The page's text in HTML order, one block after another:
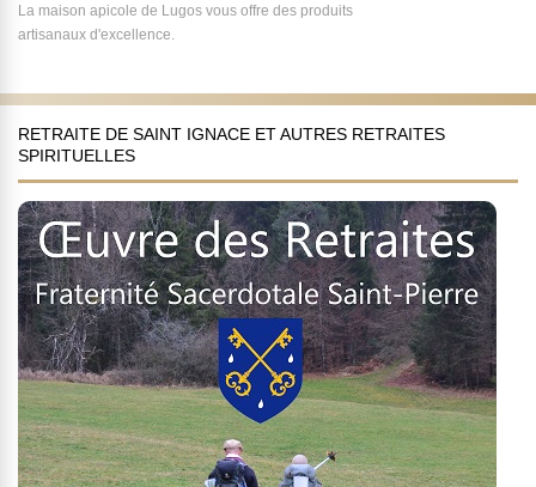
La maison apicole de Lugos vous offre des produits
artisanaux d'excellence.
RETRAITE DE SAINT IGNACE ET AUTRES RETRAITES
SPIRITUELLES